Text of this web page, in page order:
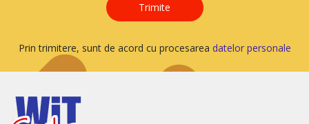
Trimite
Prin trimitere, sunt de acord cu procesarea datelor personale